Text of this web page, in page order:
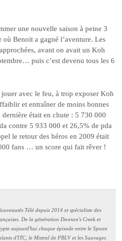
une nouvelle saison à peine 3
Benoit a gagné l’aventure. Les
avant on avait un Koh
puis c’est devenu tous les 6
avec le feu, à trop exposer Koh
et entraîner de moins bonnes
était en chute : 5 730 000
contre 5 933 000 et 26,5% de pda
le retour des héros en 2009 était
fans … un score qui fait rêver !
Télé depuis 2014 et spécialiste des
De la génération Dawson's Creek et
aujourd'hui chaque épisode entre le Spoon
d'ITC, le Mistral de PBLV et les Sauvages